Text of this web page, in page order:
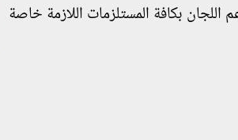
اللجان بكافة المستلزمات اللازمة خاصة